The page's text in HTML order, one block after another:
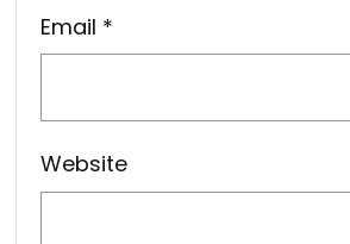
Email *
Website